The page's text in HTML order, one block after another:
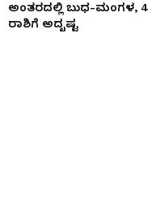
ಅಂತರದಲ್ಲಿ ಬುಧ-ಮಂಗಳ, 4
ರಾಶಿಗೆ ಅದೃಷ್ಟ